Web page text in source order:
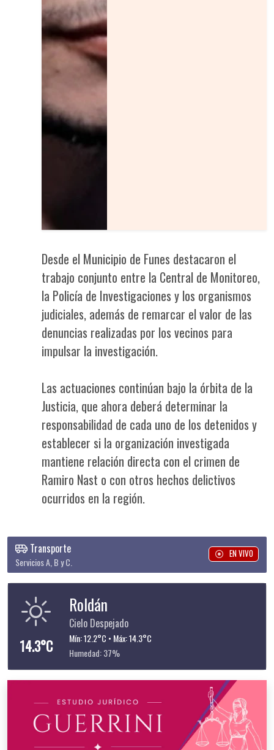
Desde el Municipio de Funes destacaron el
trabajo conjunto entre la Central de Monitoreo,
la Policía de Investigaciones y los organismos
judiciales, además de remarcar el valor de las
denuncias realizadas por los vecinos para
impulsar la investigación.
Las actuaciones continúan bajo la órbita de la
Justicia, que ahora deberá determinar la
responsabilidad de cada uno de los detenidos y
establecer si la organización investigada
mantiene relación directa con el crimen de
Ramiro Nast o con otros hechos delictivos
ocurridos en la región.
Transporte
Servicios A, B y C.
EN VIVO
14.3°C
Roldán
Cielo Despejado
Mín: 12.2°C • Máx: 14.3°C
Humedad: 37%